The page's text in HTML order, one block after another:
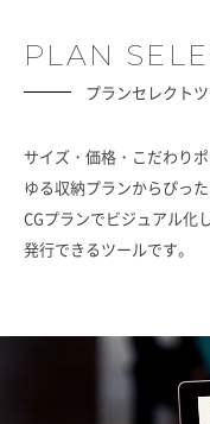
PLAN
プランセレクト
サイズ・価格・こだわり
ゆる収納プランからぴっ
CGプランでビジュアル化
発行できるツールです。